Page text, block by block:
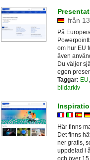
från
På
om hur EU
även
Du väljer
egen
Taggar: EU
bildarkiv
Här finns
Det finns
ner gratis,
uppdelad i
och över